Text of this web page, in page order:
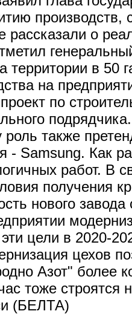
рассказали о
территории в
на
по
роль также
- Samsung. Как
работ. В
получения
нового
цели в 2020-
цехов
Азот" более
тоже строятся
(БЕЛТА)